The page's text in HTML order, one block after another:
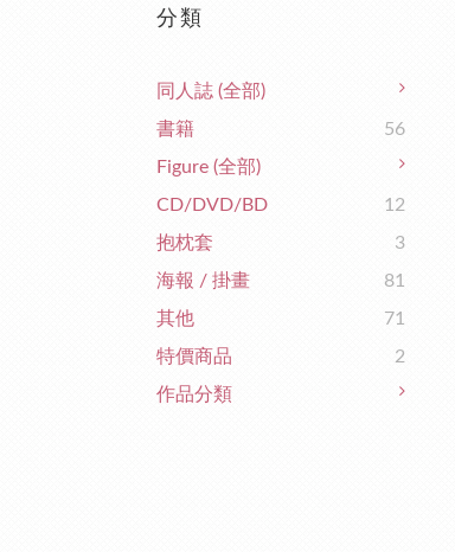
分類
同人誌 (全部)
書籍
56
Figure (全部)
CD/DVD/BD
12
抱枕套
3
海報 / 掛畫
81
其他
71
特價商品
2
作品分類